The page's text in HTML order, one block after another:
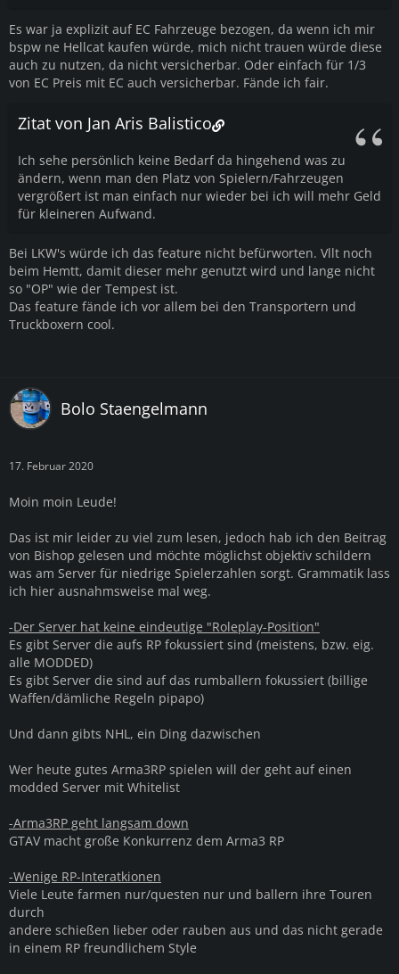
Es war ja explizit auf EC Fahrzeuge bezogen, da wenn ich mir
bspw ne Hellcat kaufen würde, mich nicht trauen würde diese
auch zu nutzen, da nicht versicherbar. Oder einfach für 1/3
von EC Preis mit EC auch versicherbar. Fände ich fair.
Zitat von Jan Aris Balistico
Ich sehe persönlich keine Bedarf da hingehend was zu
ändern, wenn man den Platz von Spielern/Fahrzeugen
vergrößert ist man einfach nur wieder bei ich will mehr Geld
für kleineren Aufwand.
Bei LKW's würde ich das feature nicht befürworten. Vllt noch
beim Hemtt, damit dieser mehr genutzt wird und lange nicht
so "OP" wie der Tempest ist.
Das feature fände ich vor allem bei den Transportern und
Truckboxern cool.
Bolo Staengelmann
17. Februar 2020
Moin moin Leude!
Das ist mir leider zu viel zum lesen, jedoch hab ich den Beitrag
von Bishop gelesen und möchte möglichst objektiv schildern
was am Server für niedrige Spielerzahlen sorgt. Grammatik lass
ich hier ausnahmsweise mal weg.
-Der Server hat keine eindeutige "Roleplay-Position"
Es gibt Server die aufs RP fokussiert sind (meistens, bzw. eig.
alle MODDED)
Es gibt Server die sind auf das rumballern fokussiert (billige
Waffen/dämliche Regeln pipapo)
Und dann gibts NHL, ein Ding dazwischen
Wer heute gutes Arma3RP spielen will der geht auf einen
modded Server mit Whitelist
-Arma3RP geht langsam down
GTAV macht große Konkurrenz dem Arma3 RP
-Wenige RP-Interatkionen
Viele Leute farmen nur/questen nur und ballern ihre Touren
durch
andere schießen lieber oder rauben aus und das nicht gerade
in einem RP freundlichem Style